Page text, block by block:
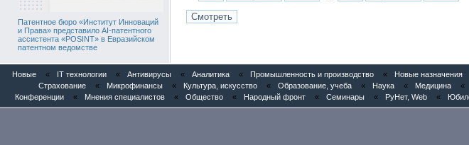
Патентное бюро «Институт Инноваций
и Права» представило AI-патентного
ассистента «POSINT» в Евразийском
патентном ведомстве
Новые « IT технологии « Антивирусы « Аналитика « Промышленность и производство « Новые назначения
Страхование
« Микрофинансы « Культура, искусство « Образование, учеба « Наука « Медицина «
Конференции
« Мнения специалистов « Общество « Народный фронт « Семинары « РуНет, Web «